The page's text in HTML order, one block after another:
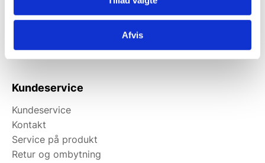
Afvis
man-torsdag fra 08:00-16:00.
Vi har ingen showroom.
Kundeservice
Kundeservice
Kontakt
Service på produkt
Retur og ombytning